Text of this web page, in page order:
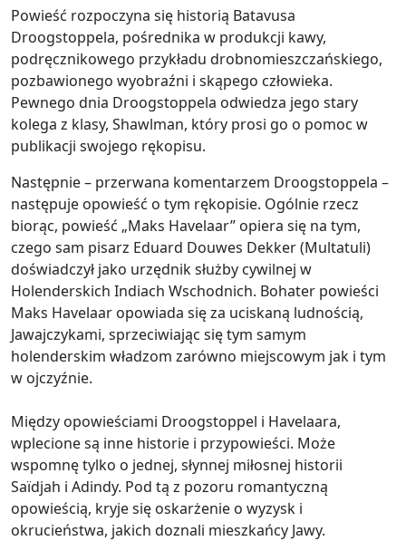
Powieść rozpoczyna się historią Batavusa
Droogstoppela, pośrednika w produkcji kawy,
podręcznikowego przykładu drobnomieszczańskiego,
pozbawionego wyobraźni i skąpego człowieka.
Pewnego dnia Droogstoppela odwiedza jego stary
kolega z klasy, Shawlman, który prosi go o pomoc w
publikacji swojego rękopisu.
Następnie – przerwana komentarzem Droogstoppela –
następuje opowieść o tym rękopisie. Ogólnie rzecz
biorąc, powieść „Maks Havelaar” opiera się na tym,
czego sam pisarz Eduard Douwes Dekker (Multatuli)
doświadczył jako urzędnik służby cywilnej w
Holenderskich Indiach Wschodnich. Bohater powieści
Maks Havelaar opowiada się za uciskaną ludnością,
Jawajczykami, sprzeciwiając się tym samym
holenderskim władzom zarówno miejscowym jak i tym
w ojczyźnie.
Między opowieściami Droogstoppel i Havelaara,
wplecione są inne historie i przypowieści. Może
wspomnę tylko o jednej, słynnej miłosnej historii
Saïdjah i Adindy. Pod tą z pozoru romantyczną
opowieścią, kryje się oskarżenie o wyzysk i
okrucieństwa, jakich doznali mieszkańcy Jawy.